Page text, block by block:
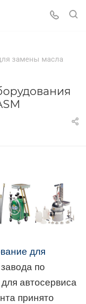
замены масла
для
по
автосервиса
принято